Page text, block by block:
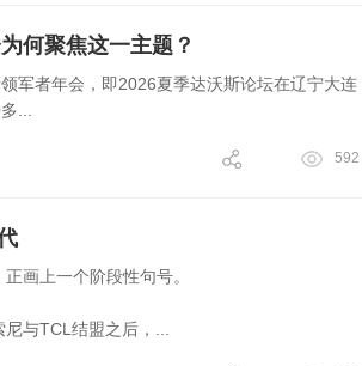
何聚焦这一主题？
军者年会，即2026夏季达沃斯论坛在辽宁大连
...
592
画上一个阶段性句号。
与TCL结盟之后，...